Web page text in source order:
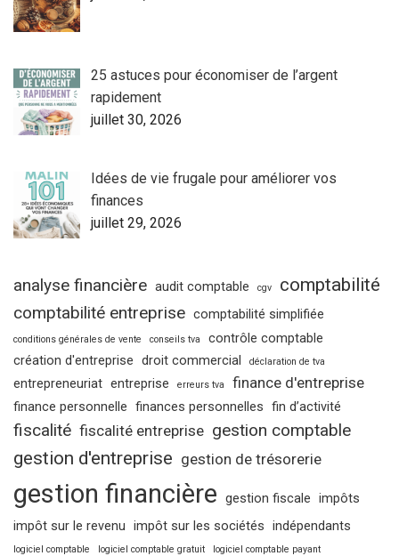
25 astuces pour économiser de l’argent
rapidement
juillet 30, 2026
Idées de vie frugale pour améliorer vos
finances
juillet 29, 2026
analyse financière audit comptable cgv comptabilité
comptabilité entreprise comptabilité simplifiée
conditions générales de vente conseils tva
contrôle comptable
création d'entreprise droit commercial déclaration de tva
entrepreneuriat entreprise erreurs tva finance d'entreprise
finance personnelle finances personnelles fin d’activité
fiscalité fiscalité entreprise gestion comptable
gestion d'entreprise gestion de trésorerie
gestion financière gestion fiscale impôts
impôt sur le revenu impôt sur les sociétés indépendants
logiciel comptable logiciel comptable gratuit logiciel comptable payant